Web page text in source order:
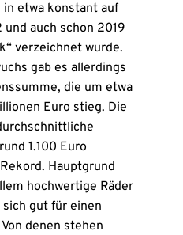
in etwa konstant auf
auch schon 2019
verzeichnet wurde.
gab es allerdings
die um etwa
Euro stieg. Die
1.100 Euro
Hauptgrund
hochwertige Räder
gut für einen
denen stehen